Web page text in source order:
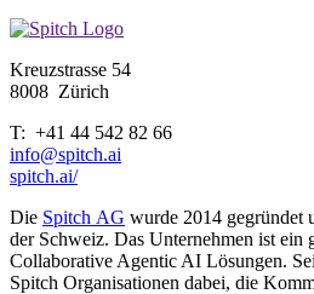
Kreuzstrasse 54
8008 Zürich
T: +41 44 542 82 66
info@spitch.ai
spitch.ai/
Die Spitch AG wurde 2014 gegründet
der Schweiz. Das Unternehmen ist ein
Collaborative Agentic AI Lösungen.
Spitch Organisationen dabei, die